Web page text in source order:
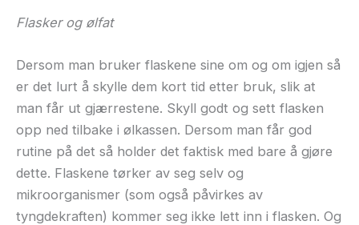
Flasker og ølfat
Dersom man bruker flaskene sine om og om igjen så
er det lurt å skylle dem kort tid etter bruk, slik at
man får ut gjærrestene. Skyll godt og sett flasken
opp ned tilbake i ølkassen. Dersom man får god
rutine på det så holder det faktisk med bare å gjøre
dette. Flaskene tørker av seg selv og
mikroorganismer (som også påvirkes av
tyngdekraften) kommer seg ikke lett inn i flasken. Og